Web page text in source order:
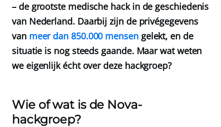
– de grootste medische hack in de geschiedenis
van Nederland. Daarbij zijn de privégegevens
van meer dan 850.000 mensengelekt, en de
situatie is nog steeds gaande. Maar wat weten
we eigenlijk écht over deze hackgroep?
Wie of wat is de Nova-
hackgroep?